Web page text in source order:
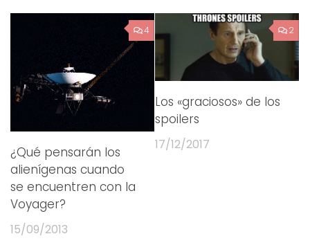
4
¿Qué pensarán los
alienígenas cuando
se encuentren con la
Voyager?
15/09/2013
2
Los «graciosos» de los
spoilers
17/12/2017